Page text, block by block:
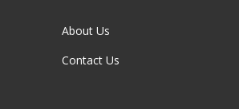
About Us
Contact Us